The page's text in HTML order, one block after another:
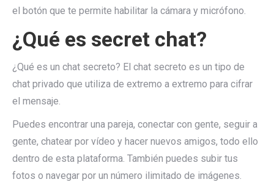
el botón que te permite habilitar la cámara y micrófono.
¿Qué es secret chat?
¿Qué es un chat secreto? El chat secreto es un tipo de
chat privado que utiliza de extremo a extremo para cifrar
el mensaje.
Puedes encontrar una pareja, conectar con gente, seguir a
gente, chatear por vídeo y hacer nuevos amigos, todo ello
dentro de esta plataforma. También puedes subir tus
fotos o navegar por un número ilimitado de imágenes.